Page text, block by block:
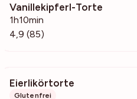
Vanillekipferl-Torte
1h10min
4,9 (85)
Eierlikörtorte
Glutenfrei